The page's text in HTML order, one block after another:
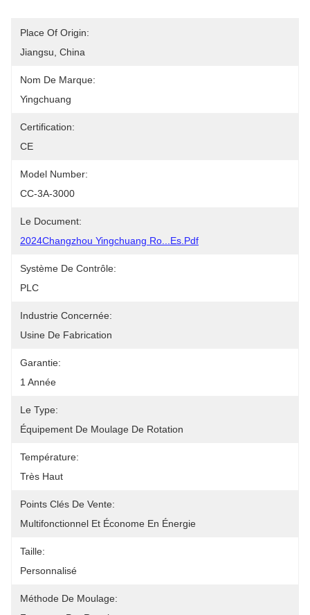
Place Of Origin:
Jiangsu, China
Nom De Marque:
Yingchuang
Certification:
CE
Model Number:
CC-3A-3000
Le Document:
2024Changzhou Yingchuang Ro...es.pdf
Système De Contrôle:
PLC
Industrie Concernée:
Usine De Fabrication
Garantie:
1 Année
Le Type:
Équipement De Moulage De Rotation
Température:
Très Haut
Points Clés De Vente:
Multifonctionnel Et Économe En Énergie
Taille:
Personnalisé
Méthode De Moulage: